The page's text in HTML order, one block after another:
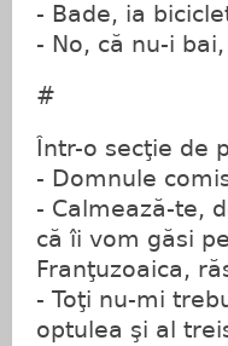
- Bade, ia
- No, că nu-i
#
Într-o secţie de
- Domnule
- Calmează-te,
că îi vom găsi
Franţuzoaica,
- Toţi nu-mi
optulea şi al